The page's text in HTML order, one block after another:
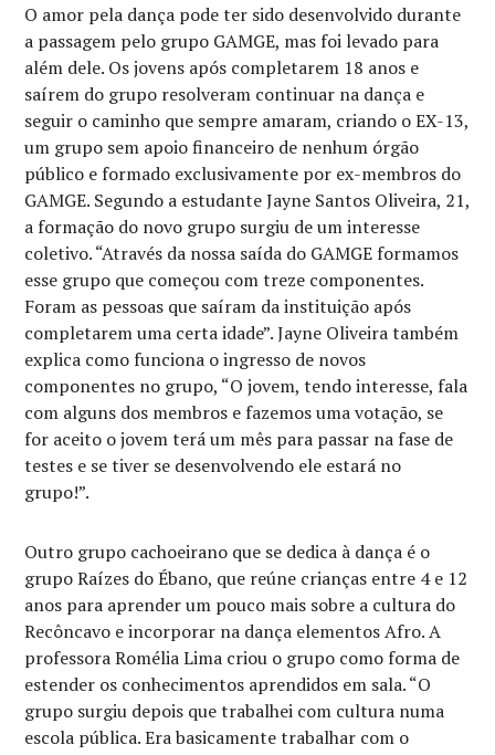
O amor pela dança pode ter sido desenvolvido durante
a passagem pelo grupo GAMGE, mas foi levado para
além dele. Os jovens após completarem 18 anos e
saírem do grupo resolveram continuar na dança e
seguir o caminho que sempre amaram, criando o EX-13,
um grupo sem apoio financeiro de nenhum órgão
público e formado exclusivamente por ex-membros do
GAMGE. Segundo a estudante Jayne Santos Oliveira, 21,
a formação do novo grupo surgiu de um interesse
coletivo. “Através da nossa saída do GAMGE formamos
esse grupo que começou com treze componentes.
Foram as pessoas que saíram da instituição após
completarem uma certa idade”. Jayne Oliveira também
explica como funciona o ingresso de novos
componentes no grupo, “O jovem, tendo interesse, fala
com alguns dos membros e fazemos uma votação, se
for aceito o jovem terá um mês para passar na fase de
testes e se tiver se desenvolvendo ele estará no
grupo!”.
Outro grupo cachoeirano que se dedica à dança é o
grupo Raízes do Ébano, que reúne crianças entre 4 e 12
anos para aprender um pouco mais sobre a cultura do
Recôncavo e incorporar na dança elementos Afro. A
professora Romélia Lima criou o grupo como forma de
estender os conhecimentos aprendidos em sala. “O
grupo surgiu depois que trabalhei com cultura numa
escola pública. Era basicamente trabalhar com o